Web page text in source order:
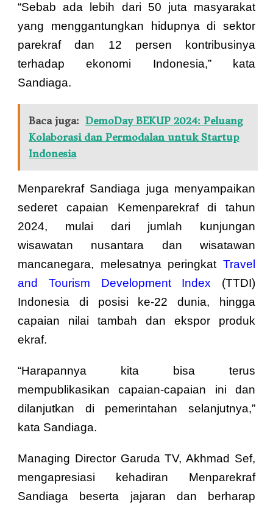
“Sebab ada lebih dari 50 juta masyarakat
yang menggantungkan hidupnya di sektor
parekraf dan 12 persen kontribusinya
terhadap ekonomi Indonesia,” kata
Sandiaga.
Baca juga: DemoDay BEKUP 2024: Peluang
Kolaborasi dan Permodalan untuk Startup
Indonesia
Menparekraf Sandiaga juga menyampaikan
sederet capaian Kemenparekraf di tahun
2024, mulai dari jumlah kunjungan
wisawatan nusantara dan wisatawan
mancanegara, melesatnya peringkat Travel
and Tourism Development Index (TTDI)
Indonesia di posisi ke-22 dunia, hingga
capaian nilai tambah dan ekspor produk
ekraf.
“Harapannya kita bisa terus
mempublikasikan capaian-capaian ini dan
dilanjutkan di pemerintahan selanjutnya,”
kata Sandiaga.
Managing Director Garuda TV, Akhmad Sef,
mengapresiasi kehadiran Menparekraf
Sandiaga beserta jajaran dan berharap